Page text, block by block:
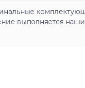
выполняется